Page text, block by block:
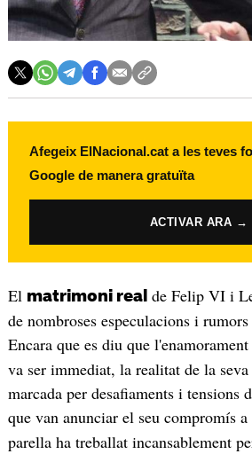
Afegeix ElNacional.cat a les teves
Google de manera gratuïta
ACTIVAR ARA →
El matrimoni real de Felip VI i
de nombroses especulacions i
Encara que es diu que l'enamorament
va ser immediat, la realitat de la
marcada per desafiaments i tensions
que van anunciar el seu compromís
parella ha treballat incansablement